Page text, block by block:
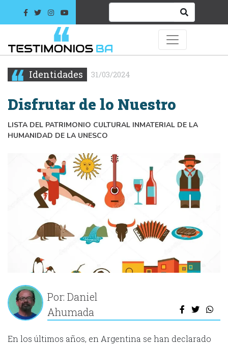
Identidades 31/03/2024
Disfrutar de lo Nuestro
LISTA DEL PATRIMONIO CULTURAL INMATERIAL DE LA
HUMANIDAD DE LA UNESCO
Por: Daniel
Ahumada
En los últimos años, en Argentina se han declarado